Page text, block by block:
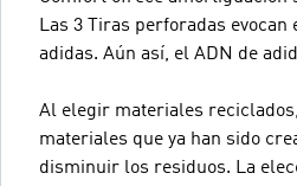
Las 3 Tiras perforadas evocan
adidas. Aún así, el ADN de
Al elegir materiales
materiales que ya han sido
disminuir los residuos. La